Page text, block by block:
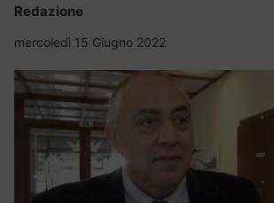
Redazione
mercoledì 15 Giugno 2022